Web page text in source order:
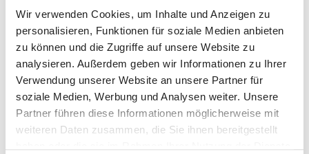
Wir verwenden Cookies, um Inhalte und Anzeigen zu
personalisieren, Funktionen für soziale Medien anbieten
zu können und die Zugriffe auf unsere Website zu
analysieren. Außerdem geben wir Informationen zu Ihrer
Verwendung unserer Website an unsere Partner für
soziale Medien, Werbung und Analysen weiter. Unsere
Partner führen diese Informationen möglicherweise mit
weiteren Daten zusammen, die Sie ihnen bereitgestellt
Bettverbreiterung
Leder Ausstattung
Heizung / Klima
Klimaautomatik